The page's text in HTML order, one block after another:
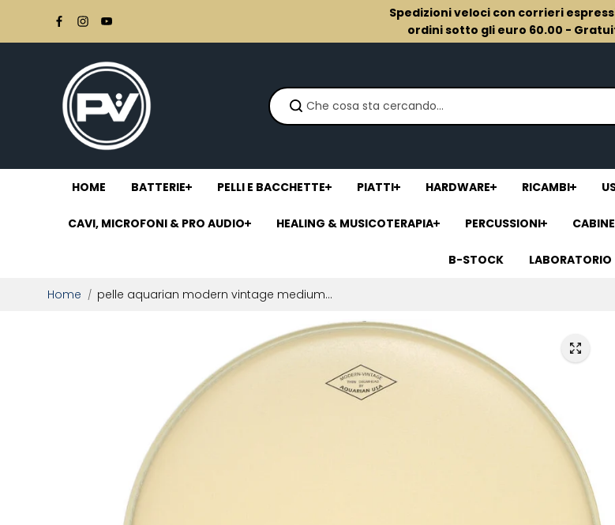
contenuto
Spedizioni veloci con corrieri
ordini sotto gli euro 60.00 -
HOME BATTERIE PELLI E BACCHETTE PIATTI HARDWARE RICAMBI
CAVI, MICROFONI & PRO AUDIO HEALING & MUSICOTERAPIA PERCUSSIONI
B-STOCK LABORATORIO
Home pelle aquarian modern vintage medium...